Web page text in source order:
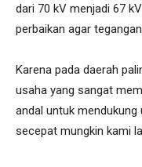
dari 70 kV menjadi 67
perbaikan agar
Karena pada daerah
usaha yang sangat
andal untuk
secepat mungkin kami